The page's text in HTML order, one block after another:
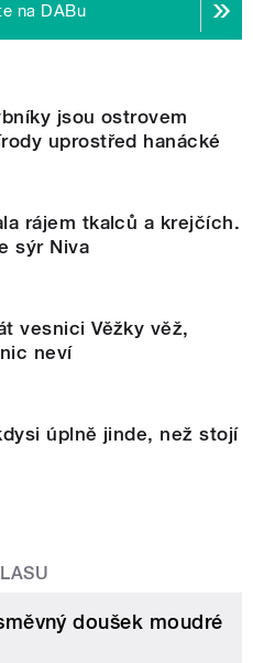
na DABu
jsou ostrovem
uprostřed hanácké
rájem tkalců a krejčích.
sýr Niva
vesnici Věžky věž,
neví
úplně jinde, než stojí
doušek moudré